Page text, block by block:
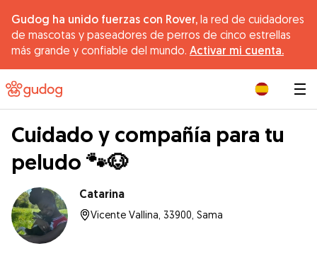
Gudog ha unido fuerzas con Rover, la red de cuidadores
de mascotas y paseadores de perros de cinco estrellas
más grande y confiable del mundo. Activar mi cuenta.
Cuidado y compañía para tu
peludo 🐾🐶
Catarina
Vicente Vallina, 33900, Sama